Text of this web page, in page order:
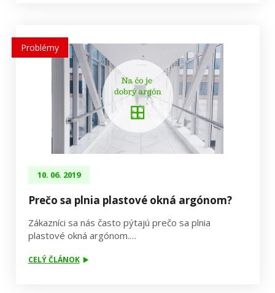
Problémy
10. 06. 2019
Prečo sa plnia plastové okná argónom?
Zákazníci sa nás často pýtajú prečo sa plnia
plastové okná argónom.…
CELÝ ČLÁNOK